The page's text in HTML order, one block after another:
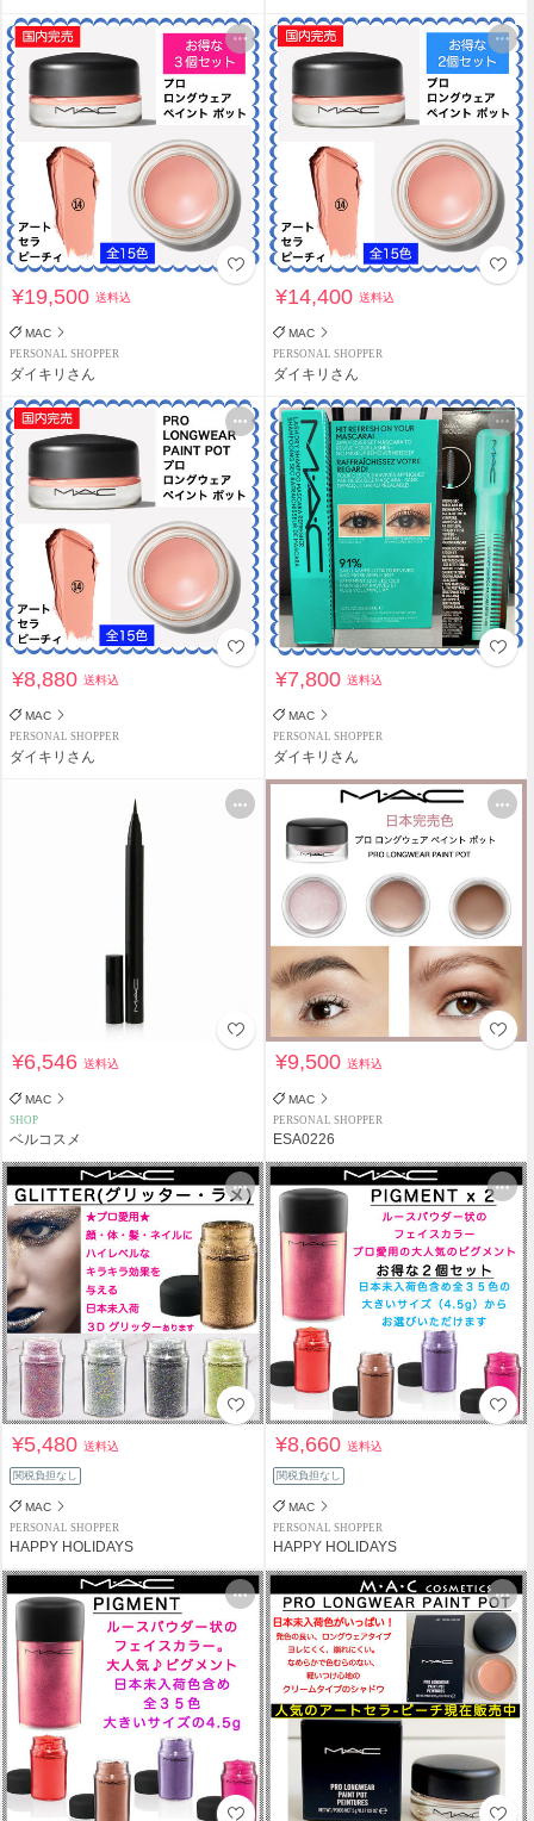
¥19,500送料込
MAC
PERSONAL SHOPPER
ダイキリさん
¥14,400送料込
MAC
PERSONAL SHOPPER
ダイキリさん
¥8,880送料込
MAC
PERSONAL SHOPPER
ダイキリさん
¥7,800送料込
MAC
PERSONAL SHOPPER
ダイキリさん
¥6,546送料込
MAC
SHOP
ベルコスメ
¥9,500送料込
MAC
PERSONAL SHOPPER
ESA0226
¥5,480送料込
関税負担なし
MAC
PERSONAL SHOPPER
HAPPY HOLIDAYS
¥8,660送料込
関税負担なし
MAC
PERSONAL SHOPPER
HAPPY HOLIDAYS